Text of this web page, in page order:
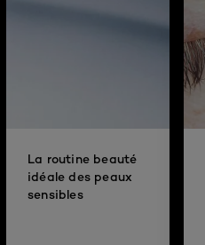
La routine beauté
idéale des peaux
sensibles